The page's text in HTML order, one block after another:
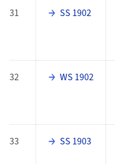
31 SS 1902
32 WS 1902
33 SS 1903